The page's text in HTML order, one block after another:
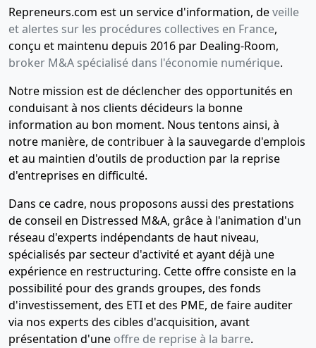
Repreneurs.com est un service d'information, deveille
et alertes sur les procédures collectives en France,
conçu et maintenu depuis 2016 par Dealing-Room,
broker M&A spécialisé dans l'économie numérique.
Notre mission est de déclencher des opportunités en
conduisant à nos clients décideurs la bonne
information au bon moment. Nous tentons ainsi, à
notre manière, de contribuer à la sauvegarde d'emplois
et au maintien d'outils de production par la reprise
d'entreprises en difficulté.
Dans ce cadre, nous proposons aussi des prestations
de conseil en Distressed M&A, grâce à l'animation d'un
réseau d'experts indépendants de haut niveau,
spécialisés par secteur d'activité et ayant déjà une
expérience en restructuring. Cette offre consiste en la
possibilité pour des grands groupes, des fonds
d'investissement, des ETI et des PME, de faire auditer
via nos experts des cibles d'acquisition, avant
présentation d'une offre de reprise à la barre.